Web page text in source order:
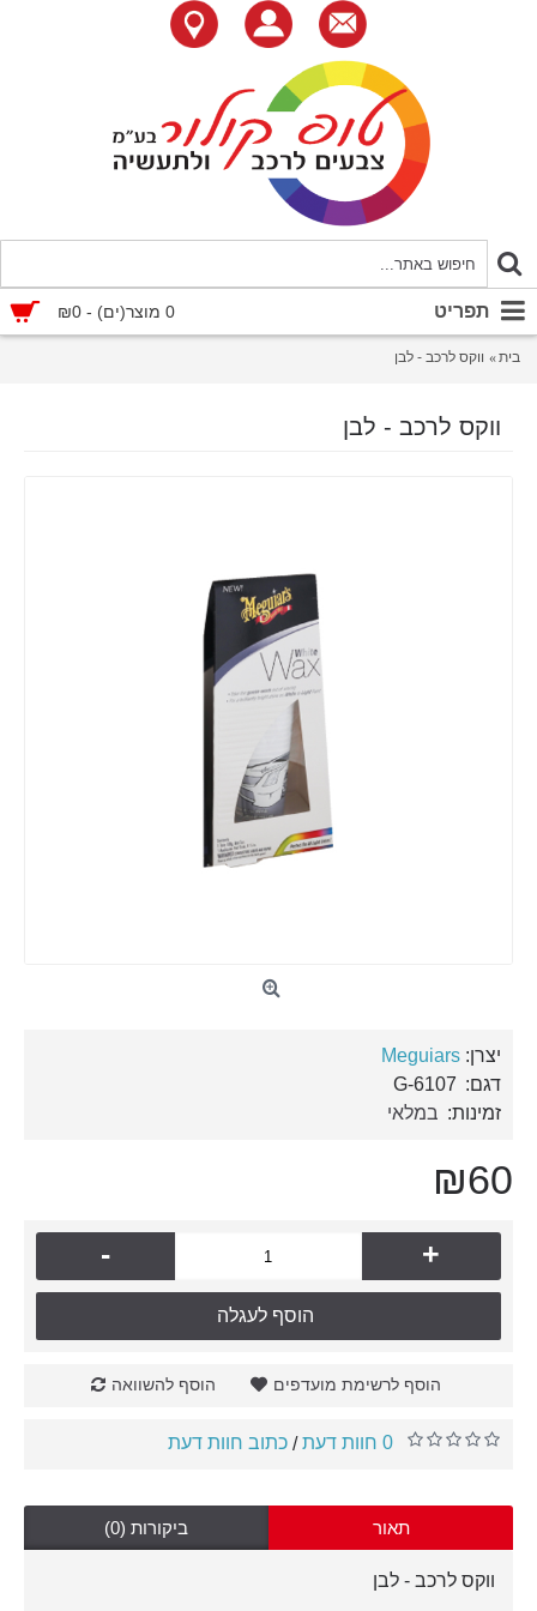
0 מוצר(ים) - ₪0 תפריט
בית ווקס לרכב - לבן
ווקס לרכב - לבן
יצרן: Meguiars
דגם: G-6107
זמינות: במלאי
₪60
- +
הוסף לעגלה
הוסף לרשימת מועדפים הוסף להשוואה
0 חוות דעת / כתוב חוות דעת
תאור ביקורות (0)
ווקס לרכב - לבן